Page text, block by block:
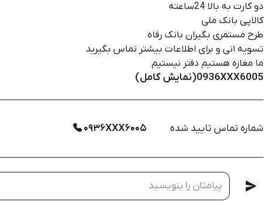
دو کارت به بالا 24ساعته
کالاپی بانک ملی
طرح مستمری بگیران بانک رفاه
تسویه انی و برای اطلاعات بیشتر تماس بگیرید
ما مغازه هستیم دفتر نیستیم
0936XXX6005(نمایش کامل)
شماره تماس تایید شده ۰۹۳۶XXX۶۰۰۵